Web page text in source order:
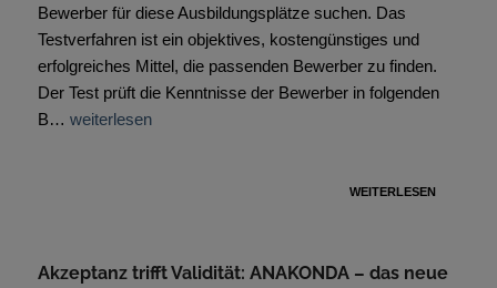
Bewerber für diese Ausbildungsplätze suchen. Das
Testverfahren ist ein objektives, kostengünstiges und
erfolgreiches Mittel, die passenden Bewerber zu finden.
Der Test prüft die Kenntnisse der Bewerber in folgenden
B… weiterlesen
WEITERLESEN
Akzeptanz trifft Validität: ANAKONDA – das neue